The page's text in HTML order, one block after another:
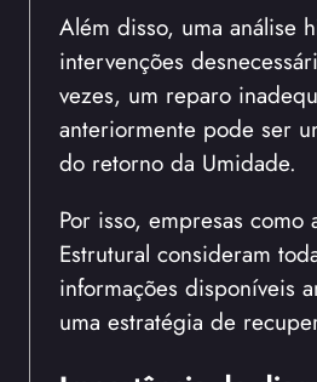
Além disso, uma análise
intervenções
vezes, um reparo
anteriormente pode ser
do retorno da Umidade.
Por isso, empresas como
Estrutural consideram
informações disponíveis
uma estratégia de